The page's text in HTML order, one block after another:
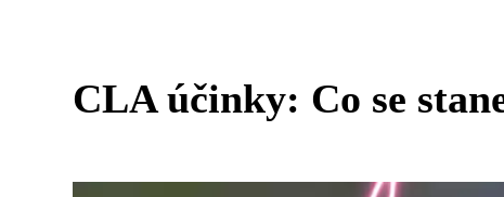
CLA účinky: Co se